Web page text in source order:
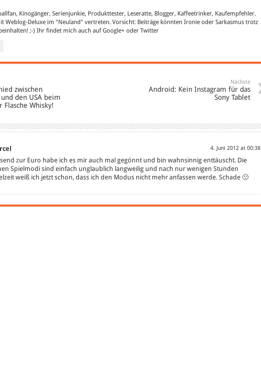
Kinogänger, Serienjunkie, Produkttester, Leseratte, Blogger, Kaffeetrinker, Kaufempfehler.
Weblog-Deluxe im "Neuland" vertreten. Vorsicht: Beiträge könnten Ironie oder Sarkasmus trotz
;-) Ihr findet mich auch aufGoogle+ oder Twitter
zwischen
den USA beim
Flasche Whisky!
Nächste
Android: Kein Instagram für das
Sony Tablet
4. Juni 2012 at 00:38
zur Euro habe ich es mir auch mal gegönnt und bin wahnsinnig enttäuscht. Die
Spielmodi sind einfach unglaublich langweilig und nach nur wenigen Stunden
weiß ich jetzt schon, dass ich den Modus nicht mehr anfassen werde. Schade 🙁